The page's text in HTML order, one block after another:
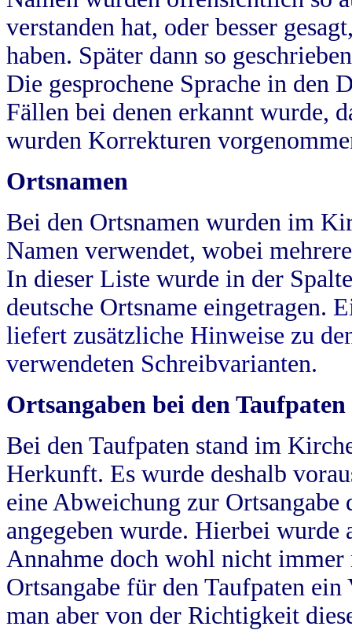
verstanden hat, oder besser
haben. Später dann so
Die gesprochene Sprache in
Fällen bei denen erkannt wurde,
wurden Korrekturen
Ortsnamen
Bei den Ortsnamen wurden im
Namen verwendet, wobei
In dieser Liste wurde in der
deutsche Ortsname eingetragen.
liefert zusätzliche Hinweise zu
verwendeten Schreibvarianten.
Ortsangaben bei den Taufpaten
Bei den Taufpaten stand im
Herkunft. Es wurde deshalb
eine Abweichung zur
angegeben wurde. Hierbei wurde
Annahme doch wohl nicht
Ortsangabe für den Taufpaten
man aber von der Richtigkeit